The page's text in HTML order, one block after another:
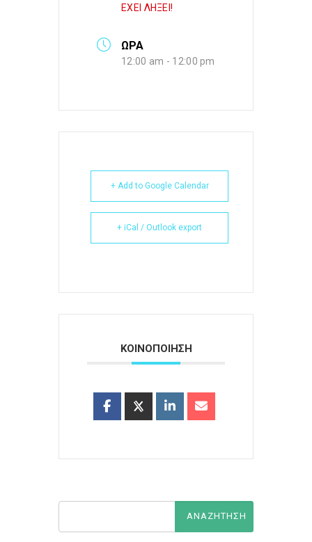
ΕΧΕΙ ΛΗΞΕΙ!
ΩΡΑ
12:00 am - 12:00 pm
+ Add to Google Calendar
+ iCal / Outlook export
ΚΟΙΝΟΠΟΙΗΣΗ